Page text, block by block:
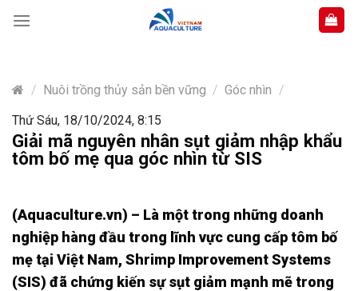
content
/ Nuôi trồng thủy sản bền vững / Góc nhìn /
Thứ Sáu, 18/10/2024, 8:15
Giải mã nguyên nhân sụt giảm nhập khẩu
tôm bố mẹ qua góc nhìn từ SIS
(Aquaculture.vn) – Là một trong những doanh
nghiệp hàng đầu trong lĩnh vực cung cấp tôm bố
mẹ tại Việt Nam, Shrimp Improvement Systems
(SIS) đã chứng kiến sự sụt giảm mạnh mẽ trong